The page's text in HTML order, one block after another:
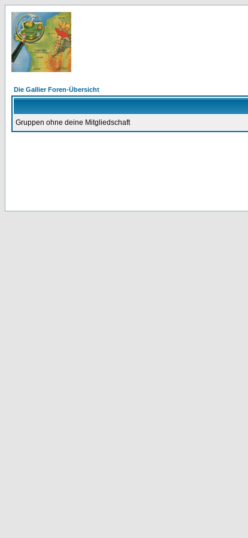
Die Gallier Foren-Übersicht
Gruppen ohne deine Mitgliedschaft